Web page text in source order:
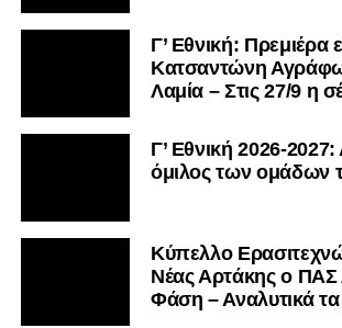
Γ’ Εθνική: Πρεμιέρα
Κατσαντώνη
Λαμία – Στις 27/9 η
Γ’ Εθνική 2026-2027:
όμιλος των ομάδων
Kύπελλο
Nέας Αρτάκης ο ΠΑΣ
Φάση – Αναλυτικά τα